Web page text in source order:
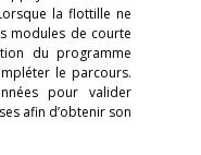
la flottille ne
modules de courte
du programme
le parcours.
pour valider
afin d’obtenir son